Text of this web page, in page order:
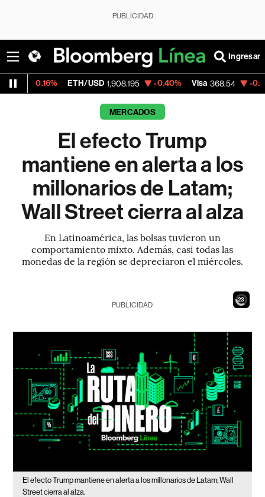
PUBLICIDAD
Ingresar
ETH/USD 1,908.195 -0.40% Visa 368.54 -0.28%
MERCADOS
El efecto Trump
mantiene en alerta a los
millonarios de Latam;
Wall Street cierra al alza
En Latinoamérica, las bolsas tuvieron un
comportamiento mixto. Además, casi todas las
monedas de la región se depreciaron el miércoles.
21
PUBLICIDAD
El efecto Trump mantiene en alerta a los millonarios de Latam; Wall
Street cierra al alza.